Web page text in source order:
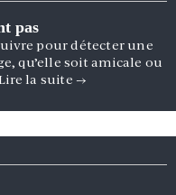
pas
pour détecter une
qu’elle soit amicale ou
la suite →